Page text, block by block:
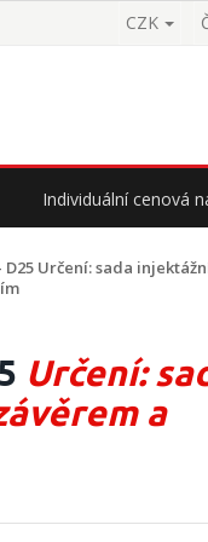
CZK
Individuální cenová
Určení: sada
Určení:
a